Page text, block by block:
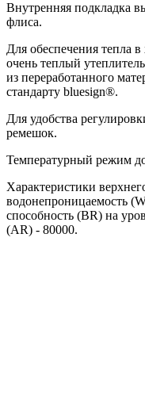
Внутренняя подкладка
флиса.
Для обеспечения тепла
очень теплый
из переработанного
стандарту bluesign®.
Для удобства
ремешок.
Температурный режим
Характеристики
водонепроницаемость
способность (BR) на
(AR) - 80000.